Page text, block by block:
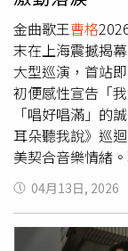
溫，形成社群熱議
「我老花miss了
supergarychaw）
另發動態回應此
明是因視力影響
整起事件持續受
題受到討論。早
他在金曲獎領獎
有交往對象，卻
當年曾引發部分
再度出現「Gay
金曲歌王曹格
末在上海震撼揭
大型巡演，首站
初便感性宣告「
「唱好唱滿」的
耳朵聽我說》巡
美契合音樂情緒
〈Superwoman
場萬人大合唱，
在演唱〈寂寞寂
無法成聲，這份
04月13日, 2026